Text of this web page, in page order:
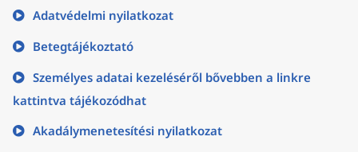
Adatvédelmi nyilatkozat
Betegtájékoztató
Személyes adatai kezeléséről bővebben a linkre
kattintva tájékozódhat
Akadálymenetesítési nyilatkozat